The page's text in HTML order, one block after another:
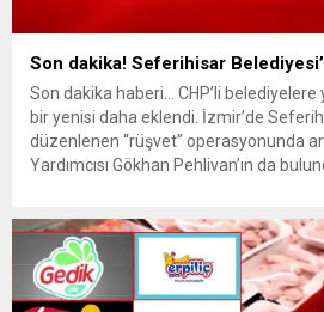
Son dakika! Seferihisar
Son dakika haberi… CHP’li
bir yenisi daha eklendi. İzmir’de
düzenlenen “rüşvet” operasyonunda
Yardımcısı Gökhan Pehlivan’ın da